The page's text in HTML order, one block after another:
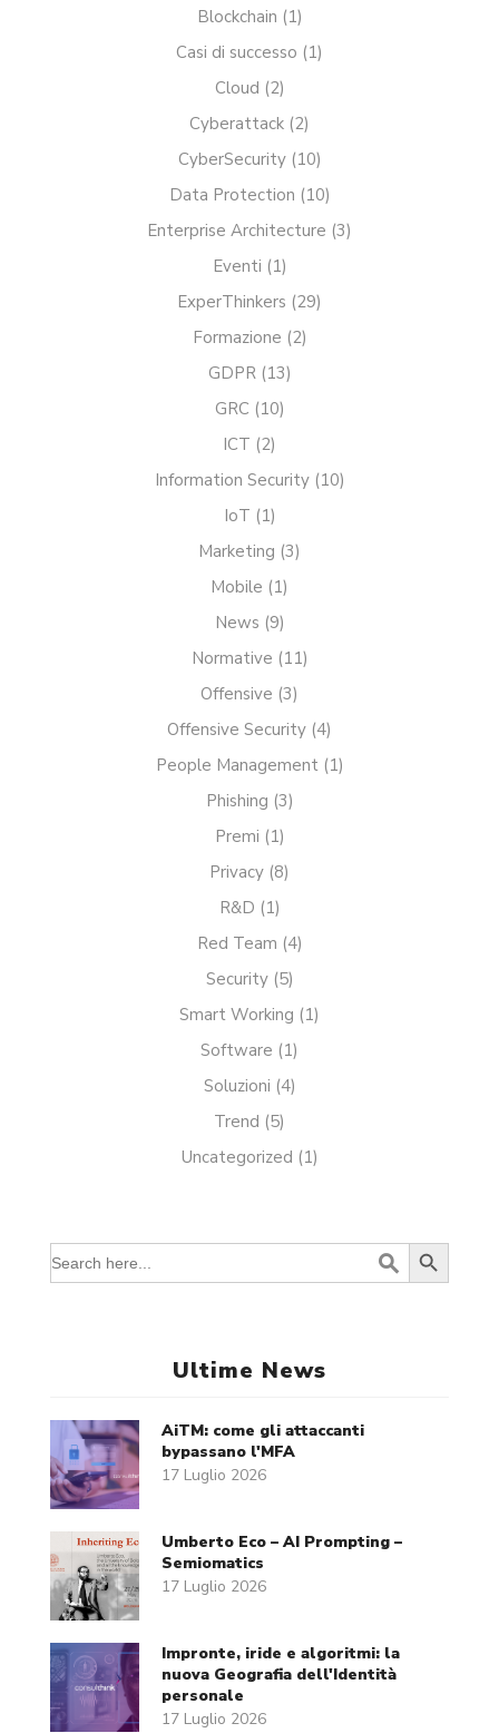
Blockchain (1)
Casi di successo (1)
Cloud (2)
Cyberattack (2)
CyberSecurity(10)
Data Protection (10)
Enterprise Architecture (3)
Eventi (1)
ExperThinkers (29)
Formazione (2)
GDPR(13)
GRC (10)
ICT (2)
Information Security(10)
IoT (1)
Marketing (3)
Mobile (1)
News (9)
Normative (11)
Offensive (3)
Offensive Security (4)
People Management(1)
Phishing (3)
Premi (1)
Privacy (8)
R&D (1)
Red Team (4)
Security(5)
Smart Working (1)
Software (1)
Soluzioni (4)
Trend (5)
Uncategorized (1)
Search
for:
Search Button
Ultime News
AiTM: come gli attaccanti
bypassano l'MFA
17 Luglio 2026
Umberto Eco – AI Prompting –
Semiomatics
17 Luglio 2026
Impronte, iride e algoritmi: la
nuova Geografia dell'Identità
personale
17 Luglio 2026